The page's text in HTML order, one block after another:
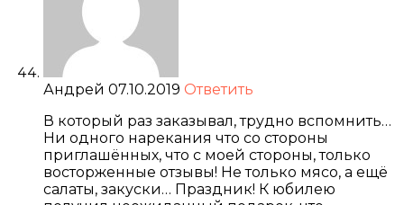
Андрей 07.10.2019 Ответить
В который раз заказывал, трудно вспомнить…
Ни одного нарекания что со стороны
приглашённых, что с моей стороны, только
восторженные отзывы! Не только мясо, а ещё
салаты, закуски… Праздник! К юбилею